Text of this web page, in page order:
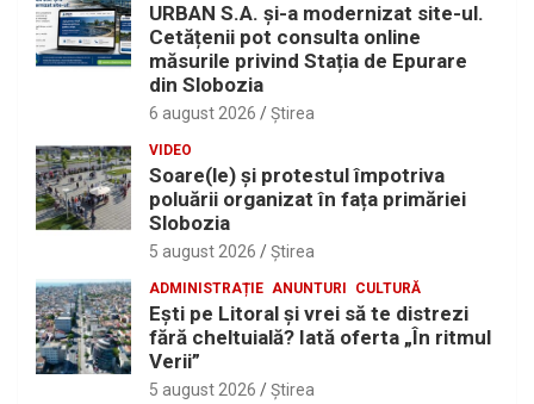
URBAN S.A. și-a modernizat site-ul.
Cetățenii pot consulta online
măsurile privind Stația de Epurare
din Slobozia
6 august 2026 Ştirea
VIDEO
Soare(le) și protestul împotriva
poluării organizat în fața primăriei
Slobozia
5 august 2026 Ştirea
ADMINISTRAȚIE ANUNTURI CULTURĂ
Eşti pe Litoral şi vrei să te distrezi
fără cheltuială? Iată oferta „În ritmul
Verii”
5 august 2026 Ştirea